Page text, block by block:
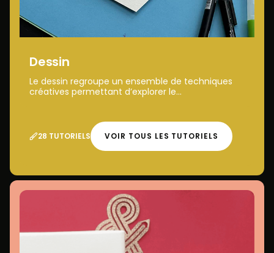
Dessin
Le dessin regroupe un ensemble de techniques
créatives permettant d’explorer le...
28 TUTORIELS VOIR TOUS LES TUTORIELS